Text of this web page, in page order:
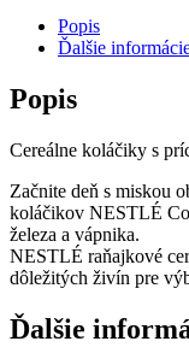
Popis
Ďalšie
Popis
Cereálne koláčiky s
Začnite deň s miskou
koláčikov NESTLÉ
železa a vápnika.
NESTLÉ raňajkové
dôležitých živín pre
Ďalšie